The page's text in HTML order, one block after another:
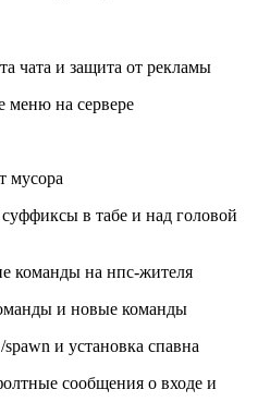
чата и защита от рекламы
меню на сервере
мусора
в табе и над головой
команды на нпс-жителя
и новые команды
и установка спавна
сообщения о входе и